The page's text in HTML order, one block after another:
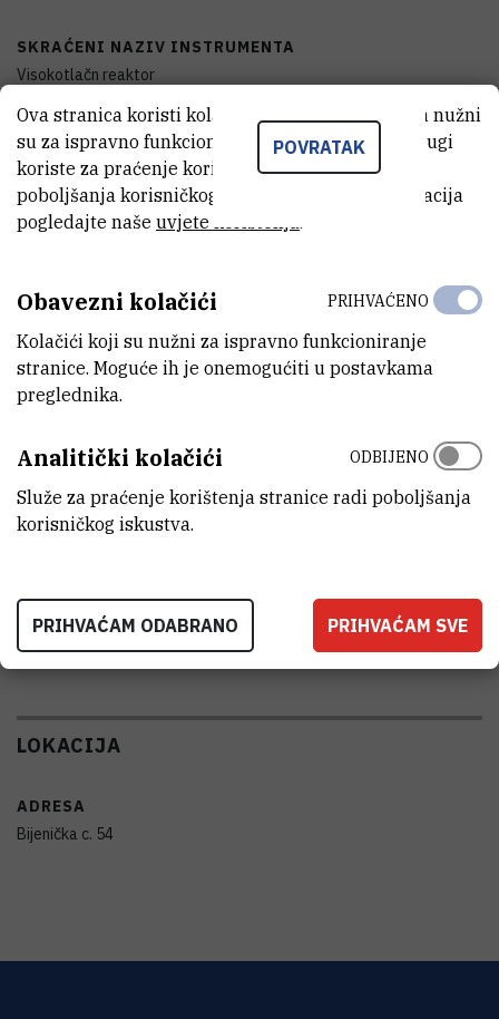
SKRAĆENI NAZIV INSTRUMENTA
Visokotlačn reaktor
KATEGORIJA
nekategorizirana oprema
PRIMJENE
određivanje kemijske veze
SAMOSTALAN/VEZAN
STANJE OPREME
potpuno funkcionalan
DISCIPLINE
GODINA PROIZVODNJE
VANJSKI LINK ZA KAPITALNU OPREMU
Vidi na croris.hr
LOKACIJA
ADRESA
Bijenička c. 54
POVRATAK
Ova stranica koristi kolačiće. Neki od tih kolačića nužni
su za ispravno funkcioniranje stranice, dok se drugi
koriste za praćenje korištenja stranice radi
poboljšanja korisničkog iskustva. Za više informacija
pogledajte naše uvjete korištenja.
Obavezni kolačići
Kolačići koji su nužni za ispravno funkcioniranje
stranice. Moguće ih je onemogućiti u postavkama
preglednika.
PRIHVAĆENO
Analitički kolačići
Služe za praćenje korištenja stranice radi poboljšanja
korisničkog iskustva.
ODBIJENO
PRIHVAĆAM ODABRANO PRIHVAĆAM SVE